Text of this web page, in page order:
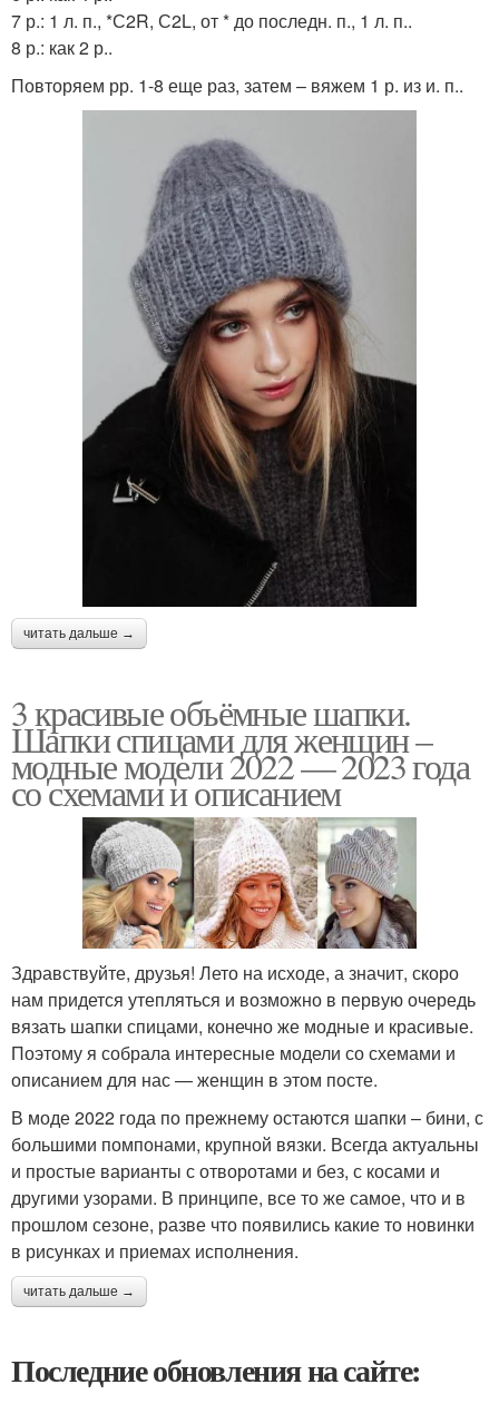
7 р.: 1 л. п., *С2R, С2L, от * до последн. п., 1 л. п..
8 р.: как 2 р..
Повторяем рр. 1-8 еще раз, затем – вяжем 1 р. из и. п..
читать дальше →
3 красивые объёмные шапки.
Шапки спицами для женщин –
модные модели 2022 — 2023 года
со схемами и описанием
Здравствуйте, друзья! Лето на исходе, а значит, скоро
нам придется утепляться и возможно в первую очередь
вязать шапки спицами, конечно же модные и красивые.
Поэтому я собрала интересные модели со схемами и
описанием для нас — женщин в этом посте.
В моде 2022 года по прежнему остаются шапки – бини, с
большими помпонами, крупной вязки. Всегда актуальны
и простые варианты с отворотами и без, с косами и
другими узорами. В принципе, все то же самое, что и в
прошлом сезоне, разве что появились какие то новинки
в рисунках и приемах исполнения.
читать дальше →
Последние обновления на сайте: